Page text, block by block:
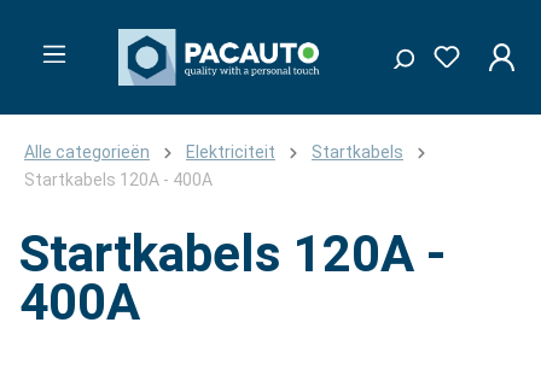
Alle categorieën Elektriciteit
Startkabels
Startkabels 120A - 400A
Startkabels 120A -
400A